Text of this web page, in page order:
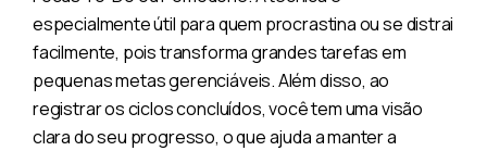
especialmente útil para quem procrastina ou se distrai
facilmente, pois transforma grandes tarefas em
pequenas metas gerenciáveis. Além disso, ao
registrar os ciclos concluídos, você tem uma visão
clara do seu progresso, o que ajuda a manter a